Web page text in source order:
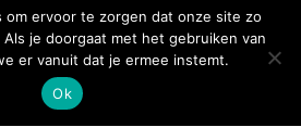
om ervoor te zorgen dat onze site zo
je doorgaat met het gebruiken van
er vanuit dat je ermee instemt.
Ok